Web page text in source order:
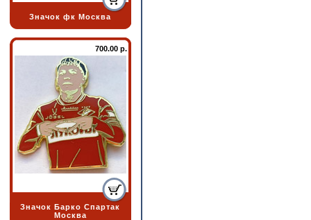
Значок фк Москва
700.00 р.
Значок Барко Спартак
Москва